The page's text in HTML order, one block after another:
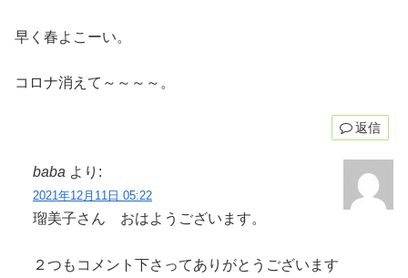
早く春よこーい。
コロナ消えて～～～～。
返信
baba より:
2021年12月11日 05:22
瑠美子さん おはようございます。
２つもコメント下さってありがとうございます